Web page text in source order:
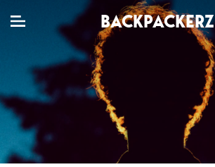
BACKPACKERZ
TV
Clips
Live